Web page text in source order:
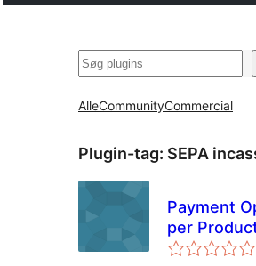
Søg
AlleCommunityCommercial
Plugin-tag: SEPA
Payment
per